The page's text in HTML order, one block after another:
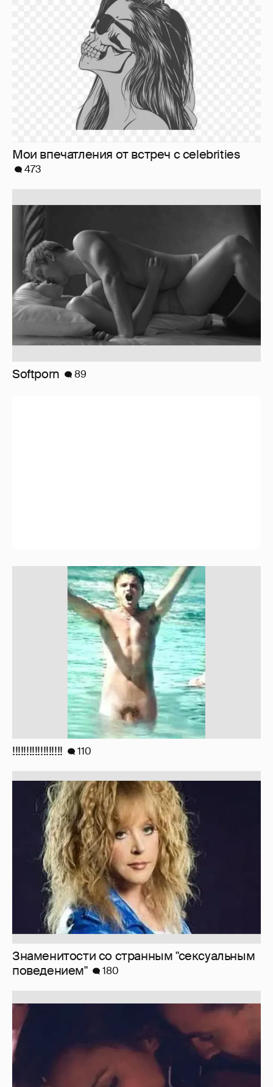
Мои впечатления от встреч с celebrities
473
Softporn 89
110
Знаменитости со странным "сексуальным
поведением"
180
Отзывы о сексе со знаменитыми
мужчинами